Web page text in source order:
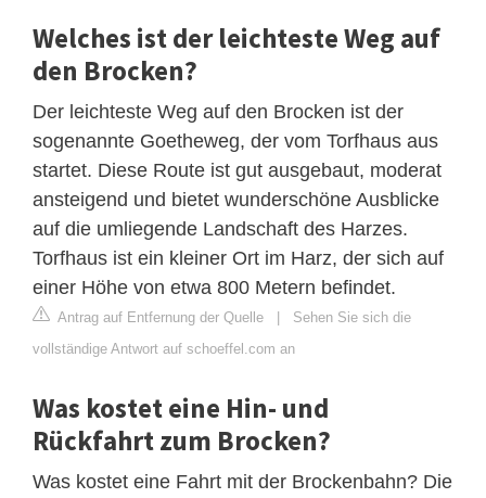
Welches ist der leichteste Weg auf
den Brocken?
Der leichteste Weg auf den Brocken ist der
sogenannte Goetheweg, der vom Torfhaus aus
startet. Diese Route ist gut ausgebaut, moderat
ansteigend und bietet wunderschöne Ausblicke
auf die umliegende Landschaft des Harzes.
Torfhaus ist ein kleiner Ort im Harz, der sich auf
einer Höhe von etwa 800 Metern befindet.
Antrag auf Entfernung der Quelle | Sehen Sie sich die
vollständige Antwort auf schoeffel.com an
Was kostet eine Hin- und
Rückfahrt zum Brocken?
Was kostet eine Fahrt mit der Brockenbahn? Die